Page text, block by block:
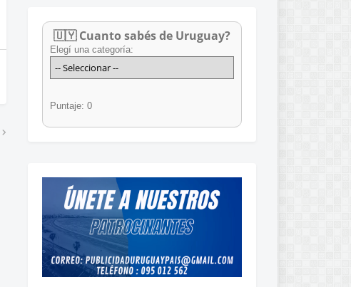
🇺🇾 Cuanto sabés de Uruguay?
Elegí una categoría:
Puntaje: 0